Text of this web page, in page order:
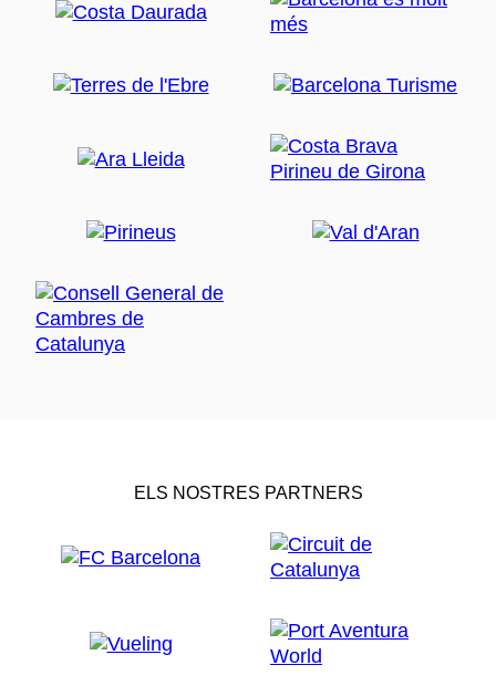
ELS NOSTRES PARTNERS